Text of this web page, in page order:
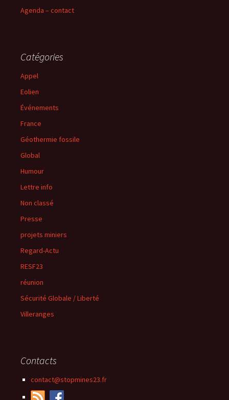
Agenda – contact
Catégories
Appel
Eolien
Événements
France
Géothermie fossile
Global
Humour
Lettre info
Non classé
Presse
projets miniers
Regard-Actu
RESF23
réunion
Sécurité Globale / Liberté
Villeranges
Contacts
contact@stopmines23.fr